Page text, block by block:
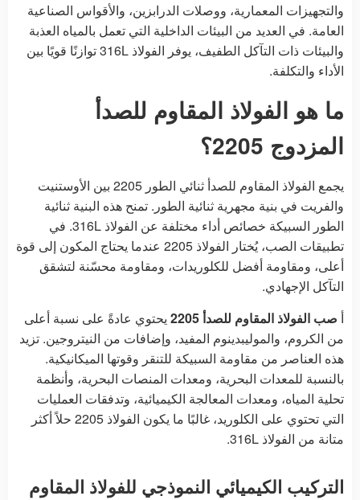
والتجهيزات المعمارية، ووصلات الدرابزين، والأقواس الصناعية
العامة. في العديد من البيئات الداخلية التي تعمل بالمياه العذبة
والبيئات ذات التآكل الطفيف، يوفر الفولاذ 316L توازنًا قويًا بين
الأداء والتكلفة.
ما هو الفولاذ المقاوم للصدأ
المزدوج 2205؟
يجمع الفولاذ المقاوم للصدأ ثنائي الطور 2205 بين الأوستنيت
والفريت في بنية مجهرية ثنائية الطور. تمنح هذه البنية ثنائية
الطور السبيكة خصائص أداء مختلفة عن الفولاذ 316L. في
تطبيقات الصب، يُختار الفولاذ 2205 عندما يحتاج المكون إلى قوة
أعلى، ومقاومة أفضل للكلوريدات، ومقاومة محسّنة لتشقق
التآكل الإجهادي.
أ صب الفولاذ المقاوم للصدأ 2205
يحتوي عادةً على نسبة أعلى
من الكروم، والموليبدينوم المفيد، وإضافات من النيتروجين. تزيد
هذه العناصر من مقاومة السبيكة للتنقر وقوتها الميكانيكية.
بالنسبة للمعدات البحرية، ومعدات المنصات البحرية، وأنظمة
تحلية المياه، ومعدات المعالجة الكيميائية، وتدفقات العمليات
التي تحتوي على الكلوريد، غالبًا ما يكون الفولاذ 2205 حلاً أكثر
متانة من الفولاذ 316L.
التركيب الكيميائي النموذجي للفولاذ المقاوم